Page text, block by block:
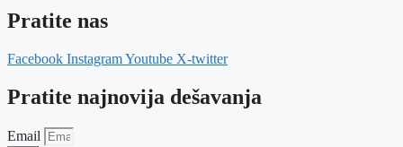
Pratite nas
Facebook InstagramYoutube X-twitter
Pratite najnovija dešavanja
Email